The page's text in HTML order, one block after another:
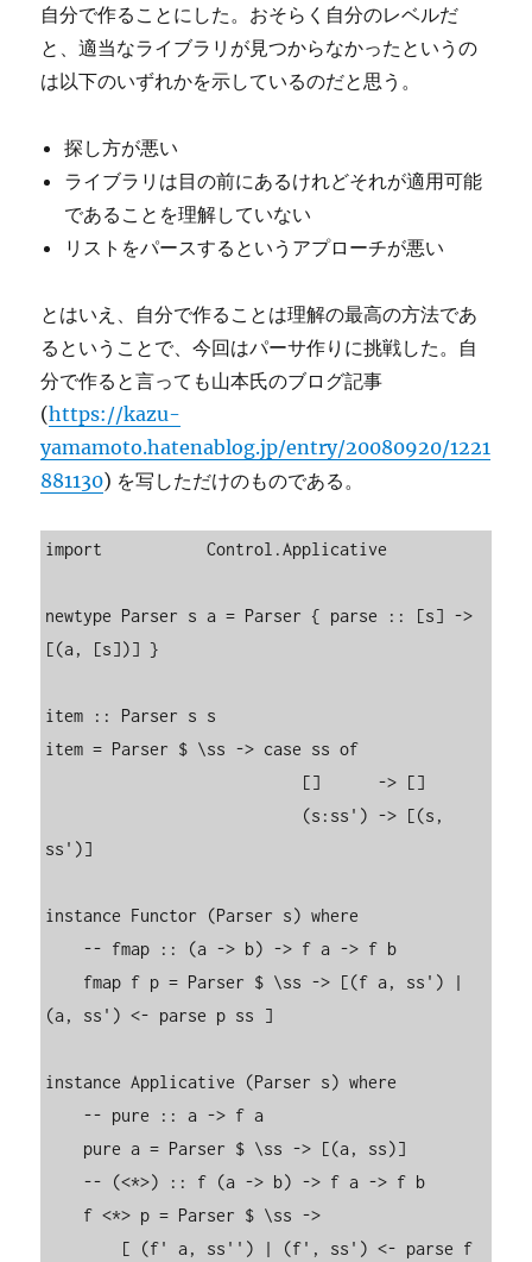
自分で作ることにした。おそらく自分のレベルだ
と、適当なライブラリが見つからなかったというの
は以下のいずれかを示しているのだと思う。
探し方が悪い
ライブラリは目の前にあるけれどそれが適用可能
であることを理解していない
リストをパースするというアプローチが悪い
とはいえ、自分で作ることは理解の最高の方法であ
るということで、今回はパーサ作りに挑戦した。自
分で作ると言っても山本氏のブログ記事
(https://kazu-
yamamoto.hatenablog.jp/entry/20080920/1221
881130) を写しただけのものである。
import           Control.Applicative
newtype Parser s a = Parser { parse :: [s] ->
[(a, [s])] }
item :: Parser s s
item = Parser $ \ss -> case ss of
ss')]
instance Functor (Parser s) where
(a, ss') <- parse p ss ]
instance Applicative (Parser s) where